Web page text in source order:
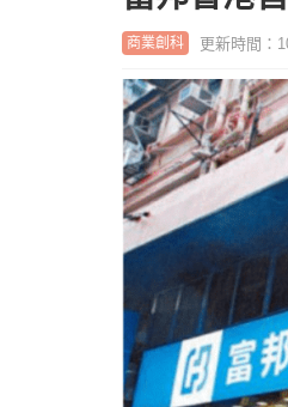
商業創科 更新時間：